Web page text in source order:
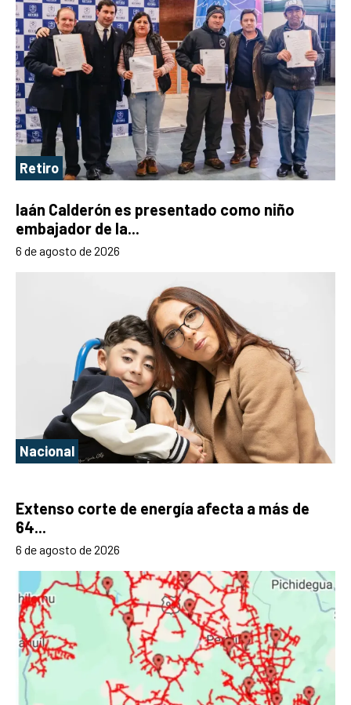
Retiro
Iaán Calderón es presentado como niño
embajador de la...
6 de agosto de 2026
Nacional
Extenso corte de energía afecta a más de
64...
6 de agosto de 2026